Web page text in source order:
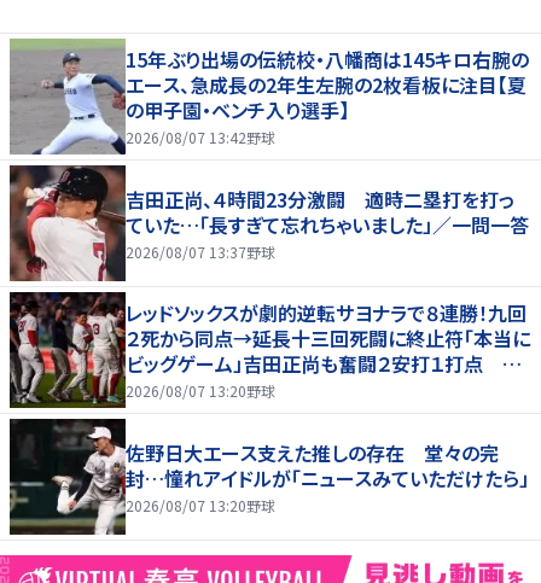
15年ぶり出場の伝統校・八幡商は145キロ右腕の
エース、急成長の2年生左腕の2枚看板に注目【夏
の甲子園・ベンチ入り選手】
2026/08/07 13:42野球
吉田正尚、４時間23分激闘 適時二塁打を打っ
ていた…「長すぎて忘れちゃいました」／一問一答
2026/08/07 13:37野球
レッドソックスが劇的逆転サヨナラで８連勝！九回
２死から同点→延長十三回死闘に終止符「本当に
ビッグゲーム」吉田正尚も奮闘２安打１打点 本
拠地熱狂
2026/08/07 13:20野球
佐野日大エース支えた推しの存在 堂々の完
封…憧れアイドルが「ニュースみていただけたら」
2026/08/07 13:20野球